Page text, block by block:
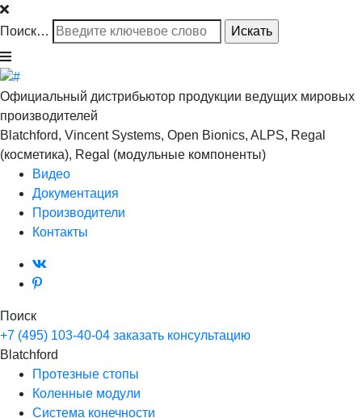
Поиск…
Официальный дистрибьютор продукции ведущих мировых
производителей
Blatchford, Vincent Systems, Open Bionics, ALPS, Regal
(косметика), Regal (модульные компоненты)
Видео
Документация
Производители
Контакты
Поиск
+7 (495) 103-40-04 заказать консультацию
Blatchford
Протезные стопы
Коленные модули
Система конечности